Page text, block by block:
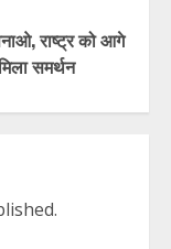
राष्ट्र को आगे
समर्थन